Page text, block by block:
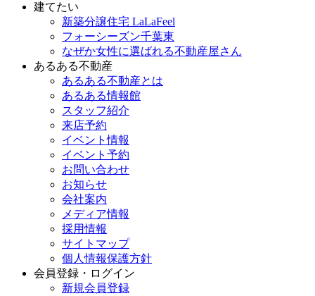
建てたい
新築分譲住宅 LaLaFeel
フォーシーズン千葉東
なぜか女性に選ばれる不動産屋さん
あるある不動産
あるある不動産とは
あるある情報館
スタッフ紹介
来店予約
イベント情報
イベント予約
お問い合わせ
お知らせ
会社案内
メディア情報
採用情報
サイトマップ
個人情報保護方針
会員登録・ログイン
新規会員登録